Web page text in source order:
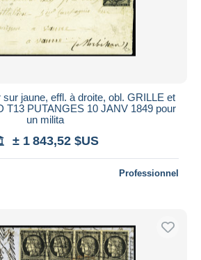
sur jaune, effl. à droite, obl. GRILLE et
T13 PUTANGES 10 JANV 1849 pour
un milita
± 1 843,52 $US
Professionnel